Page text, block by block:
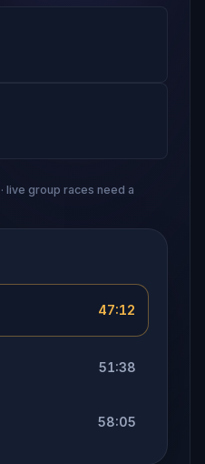
live group races need a
47:12
51:38
58:05